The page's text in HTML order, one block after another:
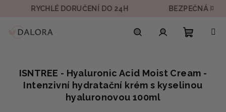
RYCHLÉ DORUČENÍ DO 24H BEZPEČNÁ PLATBA
košík
ISNTREE - Hyaluronic Acid Moist Cream -
Intenzivní hydratační krém s kyselinou
hyaluronovou 100ml